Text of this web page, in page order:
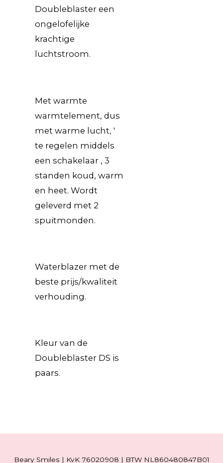
Doubleblaster een
ongelofelijke
krachtige
luchtstroom.
Met warmte
warmtelement, dus
met warme lucht, '
te regelen middels
een schakelaar , 3
standen koud, warm
en heet. Wordt
geleverd met 2
spuitmonden.
Waterblazer met de
beste prijs/kwaliteit
verhouding.
Kleur van de
Doubleblaster DS is
paars.
Beary Smiles | KvK 76020908 | BTW NL860480847B01